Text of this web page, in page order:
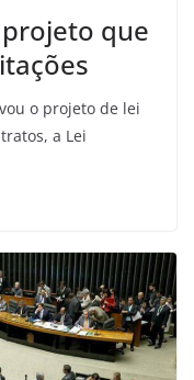
que
o projeto de lei
a Lei